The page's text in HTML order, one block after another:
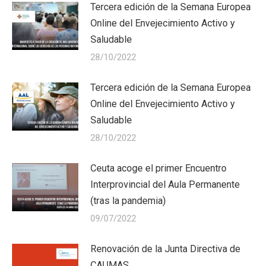
Tercera edición de la Semana Europea
Online del Envejecimiento Activo y
Saludable
28/10/2022
Tercera edición de la Semana Europea
Online del Envejecimiento Activo y
Saludable
28/10/2022
Ceuta acoge el primer Encuentro
Interprovincial del Aula Permanente
(tras la pandemia)
09/07/2022
Renovación de la Junta Directiva de